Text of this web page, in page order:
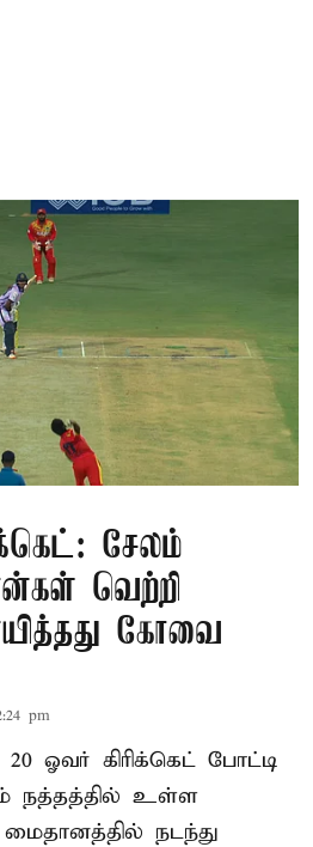
சேலம்
வெற்றி
கோவை
pm
20 ஓவர் கிரிக்கெட் போட்டி
நத்தத்தில் உள்ள
நடந்து